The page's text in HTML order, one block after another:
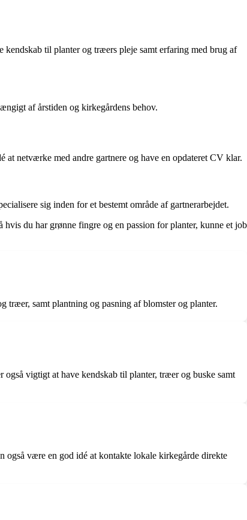
kendskab til planter og træers pleje samt erfaring med brug af
af årstiden og kirkegårdens behov.
netværke med andre gartnere og have en opdateret CV klar.
sig inden for et bestemt område af gartnerarbejdet.
du har grønne fingre og en passion for planter, kunne et job
træer, samt plantning og pasning af blomster og planter.
vigtigt at have kendskab til planter, træer og buske samt
også være en god idé at kontakte lokale kirkegårde direkte